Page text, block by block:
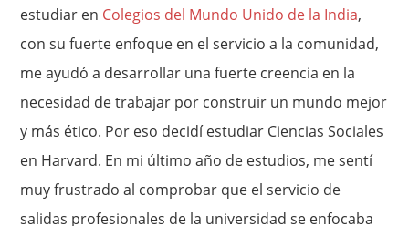
estudiar en Colegios del Mundo Unido de la India,
con su fuerte enfoque en el servicio a la comunidad,
me ayudó a desarrollar una fuerte creencia en la
necesidad de trabajar por construir un mundo mejor
y más ético. Por eso decidí estudiar Ciencias Sociales
en Harvard. En mi último año de estudios, me sentí
muy frustrado al comprobar que el servicio de
salidas profesionales de la universidad se enfocaba